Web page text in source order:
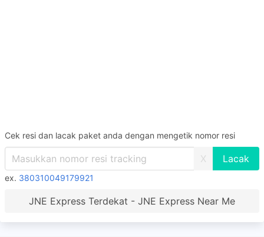
Cek resi dan lacak paket anda dengan mengetik nomor resi
X
ex. 380310049179921
JNE Express Terdekat - JNE Express Near Me